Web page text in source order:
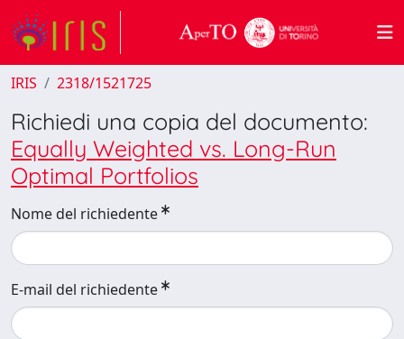
IRIS 2318/1521725
Richiedi una copia del documento:
Equally Weighted vs. Long-Run
Optimal Portfolios
Nome del richiedente
E-mail del richiedente